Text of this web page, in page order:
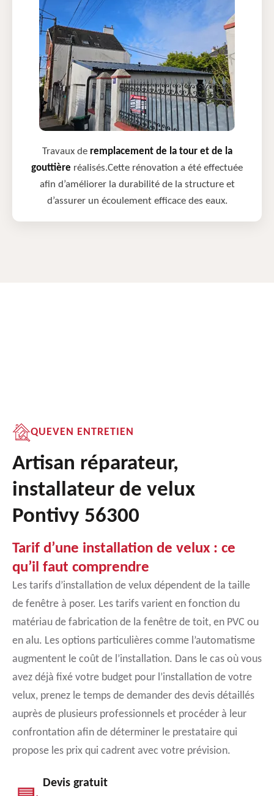
Travaux de remplacement de la tour et de la
gouttière réalisés.Cette rénovation a été effectuée
afin d’améliorer la durabilité de la structure et
d’assurer un écoulement efficace des eaux.
QUEVEN ENTRETIEN
Artisan réparateur,
installateur de velux
Pontivy 56300
Tarif d’une installation de velux : ce
qu’il faut comprendre
Les tarifs d’installation de velux dépendent de la taille
de fenêtre à poser. Les tarifs varient en fonction du
matériau de fabrication de la fenêtre de toit, en PVC ou
en alu. Les options particulières comme l’automatisme
augmentent le coût de l’installation. Dans le cas où vous
avez déjà fixé votre budget pour l’installation de votre
velux, prenez le temps de demander des devis détaillés
auprès de plusieurs professionnels et procéder à leur
confrontation afin de déterminer le prestataire qui
propose les prix qui cadrent avec votre prévision.
Devis gratuit